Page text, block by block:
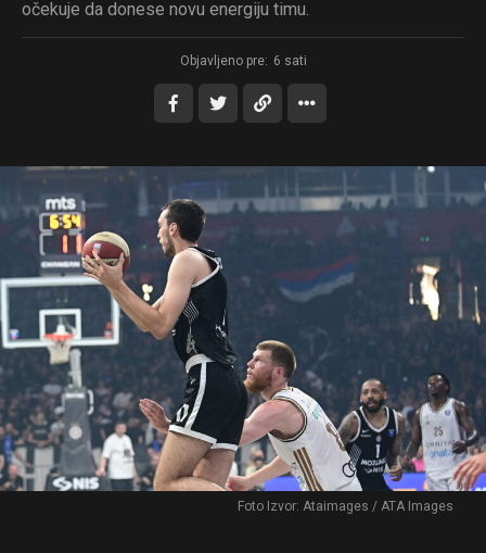
očekuje da donese novu energiju timu.
Objavljeno pre: 6 sati
Foto Izvor: Ataimages / ATA Images